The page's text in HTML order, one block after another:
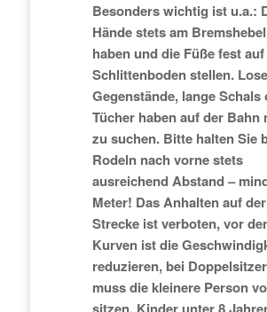
Besonders wichtig ist u.a.:
Hände stets am Bremshebel
haben und die Füße fest
Schlittenboden stellen. Lose
Gegenstände, lange Schals
Tücher haben auf der Bahn
zu suchen. Bitte halten Sie
Rodeln nach vorne stets
ausreichend Abstand –
Meter! Das Anhalten auf der
Strecke ist verboten, vor
Kurven ist die
reduzieren, bei
muss die kleinere Person